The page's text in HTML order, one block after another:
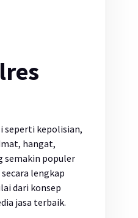
seperti kepolisian,
hangat,
semakin populer
lengkap
dari konsep
jasa terbaik.